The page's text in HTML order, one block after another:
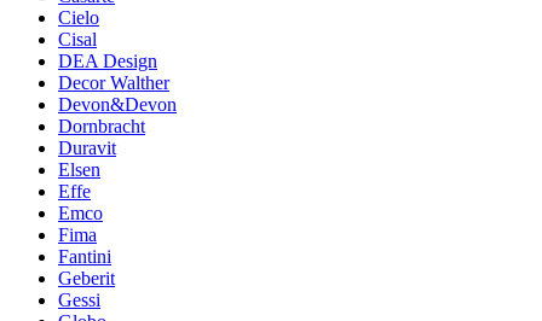
Cielo
Cisal
DEA Design
Decor Walther
Devon&Devon
Dornbracht
Duravit
Elsen
Effe
Emco
Fima
Fantini
Geberit
Gessi